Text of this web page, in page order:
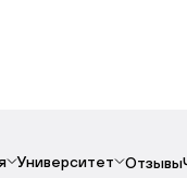
Университет Отзывы